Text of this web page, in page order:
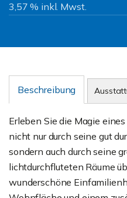
3,57 % inkl. Mwst.
Beschreibung
Erleben Sie die Magie
nicht nur durch seine gut
sondern auch durch seine
lichtdurchfluteten Räume
wunderschöne